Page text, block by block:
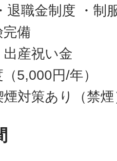
退職金制度 ・制
完備
出産祝い金
5,000円/年）
煙対策あり（禁